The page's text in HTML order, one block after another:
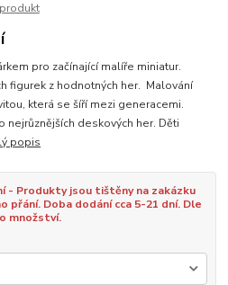
pro začínající malíře miniatur.
figurek z hodnotných her. Malování
která se šíří mezi generacemi.
nejrůznějších deskových her. Děti
popis
- Produkty jsou tištěny na zakázku
přání. Doba dodání cca 5-21 dní. Dle
množství.